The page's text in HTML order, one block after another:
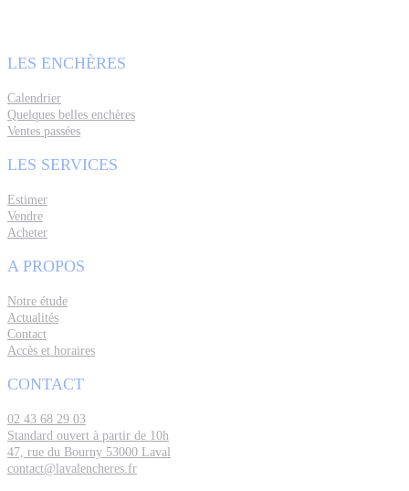
LES ENCHÈRES
Calendrier
Quelques belles enchères
Ventes passées
LES SERVICES
Estimer
Vendre
Acheter
A PROPOS
Notre étude
Actualités
Contact
Accès et horaires
CONTACT
02 43 68 29 03
Standard ouvert à partir de 10h
47, rue du Bourny 53000 Laval
contact@lavalencheres.fr